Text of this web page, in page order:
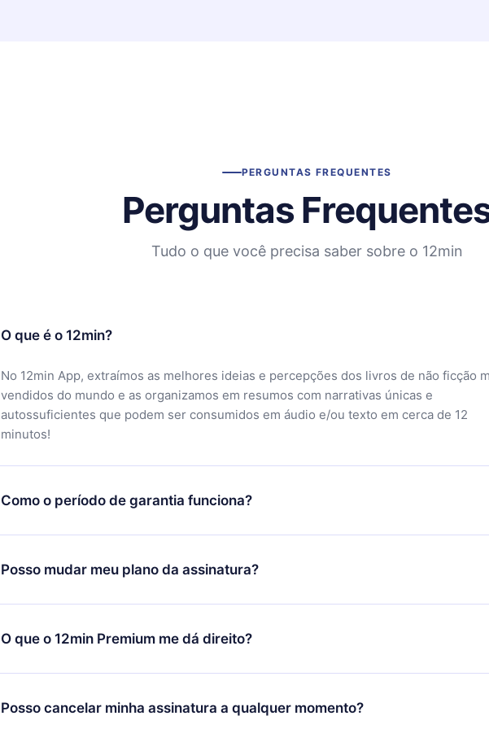
PERGUNTAS FREQUENTES
Perguntas
Tudo o que você precisa saber sobre o 12min
O que é o 12min?
No 12min App, extraímos as melhores ideias e percepções dos livros de não ficção
vendidos do mundo e as organizamos em resumos com narrativas únicas e
autossuficientes que podem ser consumidos em áudio e/ou texto em cerca de 12
minutos!
Como o período de garantia funciona?
Você pode baixar nosso aplicativo e começar a aproveitar nossa biblioteca. Se por
motivo não ficar satisfeito com nossa plataforma, basta entrar em contato com nossa
equipe de suporte (contato@12min.com) em até 7 dias após a compra e solicitar o
Posso mudar meu plano da assinatura?
Sim, mas a mudança só se aplicará a partir do próximo período de cobrança. Por
exemplo, se você decidiu mudar sua assinatura mensal para anual, após confirmar a
mudança para o plano anual, o novo plano só será aplicado e cobrado após o
O que o 12min Premium me dá direito?
O 12min Premium é um plano que te garante acesso a toda nossa biblioteca de
títulos disponíveis em 3 línguas (Inglês, espanhol e português) que você pode ler ou
ouvir a qualquer momento através do nosso aplicativo disponível para iOS, Android e
Posso cancelar minha assinatura a qualquer momento?